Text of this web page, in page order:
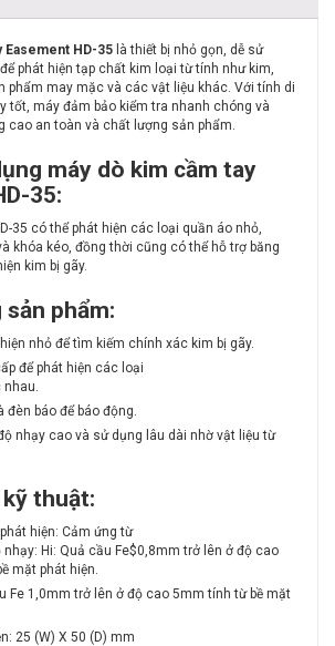
Easement HD-35 là thiết bị nhỏ gọn, dễ sử
phát hiện tạp chất kim loại từ tính như kim,
phẩm may mặc và các vật liệu khác. Với tính di
tốt, máy đảm bảo kiểm tra nhanh chóng và
cao an toàn và chất lượng sản phẩm.
máy dò kim cầm tay
35:
35 có thể phát hiện các loại quần áo nhỏ,
khóa kéo, đồng thời cũng có thể hỗ trợ băng
kim bị gãy.
sản phẩm:
nhỏ để tìm kiếm chính xác kim bị gãy.
để phát hiện các loại
nhau.
đèn báo để báo động.
nhạy cao và sử dụng lâu dài nhờ vật liệu từ
thuật:
hiện: Cảm ứng từ
Hi: Quả cầu Fe$0,8mm trở lên ở độ cao
mặt phát hiện.
Fe 1,0mm trở lên ở độ cao 5mm tính từ bề mặt
25 (W) X 50 (D) mm